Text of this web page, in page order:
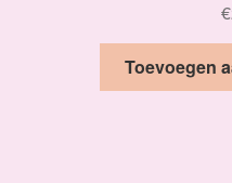
€
Toevoegen